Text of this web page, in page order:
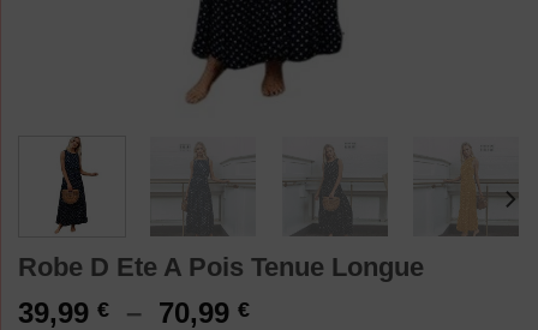
Robe D Ete A Pois Tenue Longue
39,99 € – 70,99 €Plage